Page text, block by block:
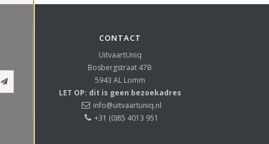
CONTACT
UitvaartUniq
Bosbergstraat 47B
5943 AL Lomm
LET OP: dit is geen bezoekadres
info@uitvaartuniq.nl
+31 (0)85 4013 951